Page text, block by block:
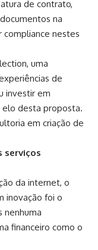
de contrato,
na
compliance nestes
uma
de
investir em
desta proposta.
em criação de
serviços
da internet, o
inovação foi o
nenhuma
financeiro como o